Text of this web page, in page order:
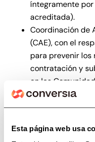
Esta página web usa
íntegramente por
acreditada).
Coordinación de
(CAE), con el
para prevenir los
contratación y
en las
considerando su
trabajo.
Por experiencia,